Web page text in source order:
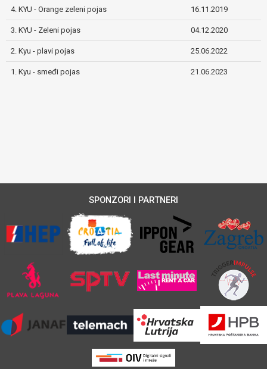
4. KYU - Orange zeleni pojas 16.11.2019
3. KYU - Zeleni pojas 04.12.2020
2. Kyu - plavi pojas 25.06.2022
1. Kyu - smeđi pojas 21.06.2023
SPONZORI I PARTNERI